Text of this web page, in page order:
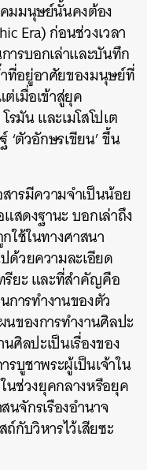
มมนุษย์นั้นคงต้อง
Era) ก่อนช่วงเวลา
ารบอกเล่าและบันทึก
ที่อยู่อาศัยของมนุษย์ที่
เมื่อเข้าสู่ยุค
มัน และเมโสโปเต
‘ตัวอักษรเขียน’ ขึ้น
ารมีความจำเป็นน้อย
สดงฐานะ บอกเล่าถึง
ใช้ในทางศาสนา
ด้วยความละเอียด
รียะ และที่สำคัญคือ
การทำงานของตัว
ของการทำงานศิลปะ
ศิลปะเป็นเรื่องของ
บูชาพระผู้เป็นเจ้าใน
นช่วงยุคกลางหรือยุค
จักรเรืองอำนาจ
กับวิหารไว้เสียซะ